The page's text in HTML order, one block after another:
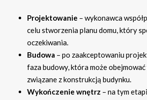
Projektowanie – wykonawca
celu stworzenia planu domu, który
oczekiwania.
Budowa – po zaakceptowaniu
faza budowy, która może
związane z konstrukcją budynku.
Wykończenie wnętrz – na tym